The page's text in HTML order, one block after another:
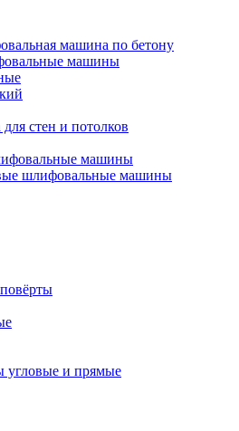
машина по бетону
машины
стен и потолков
машины
шлифовальные машины
и прямые